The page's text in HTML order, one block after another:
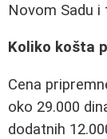
Novom Sadu i
Koliko košta
Cena
oko 29.000
dodatnih